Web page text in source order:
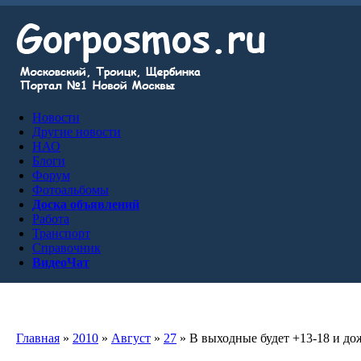
Новости
Другие новости
НАО
Блоги
Форум
Фотоальбомы
Доска объявлений
Работа
Транспорт
Справочник
ВидеоЧат
Главная » 2010 » Август » 27 » В выходные будет +13-18 и